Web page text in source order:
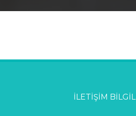
İLETIŞIM